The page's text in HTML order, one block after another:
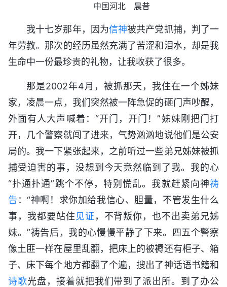
中国河北 晨昔
我十七岁那年，因为信神被共产党抓捕，判了一
年劳教。那次的经历虽然充满了苦涩和泪水，却是我
生命中一份最珍贵的礼物，让我收获了很多。
那是2002年4月，被抓那天，我住在一个姊妹
家，凌晨一点，我们突然被一阵急促的砸门声吵醒，
外面有人大声喊着：“开门，开门！”姊妹刚把门打
开，几个警察就闯了进来，气势汹汹地说他们是公安
局的。我一下紧张起来，之前听过一些弟兄姊妹被抓
捕受迫害的事，没想到今天竟然临到了我。我的心
“扑通扑通”跳个不停，特别慌乱。我就赶紧向神祷
告 ：“神啊！求你加给我信心、胆量，不管发生什么
事，我都要站住 见证 ，不背叛你，也不出卖弟兄姊
妹。”祷告后，我的心慢慢平静了下来。四五个警察
像土匪一样在屋里乱翻，把床上的被褥还有柜子、箱
子、床下每个地方都翻了个遍，搜出了神话语书籍和
诗歌光盘，接着就把我们带到了派出所。到了办公